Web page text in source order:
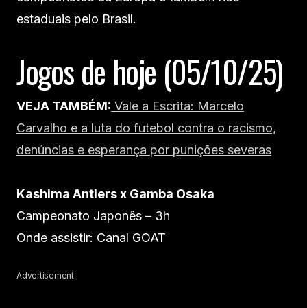
estaduais pelo Brasil.
Jogos de hoje (05/10/25)
VEJA TAMBÉM: Vale a Escrita: Marcelo
Carvalho e a luta do futebol contra o racismo,
denúncias e esperança por punições severas
Kashima Antlers x Gamba Osaka
Campeonato Japonês – 3h
Onde assistir: Canal GOAT
Advertisement